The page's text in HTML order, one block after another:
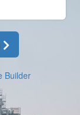
Builder